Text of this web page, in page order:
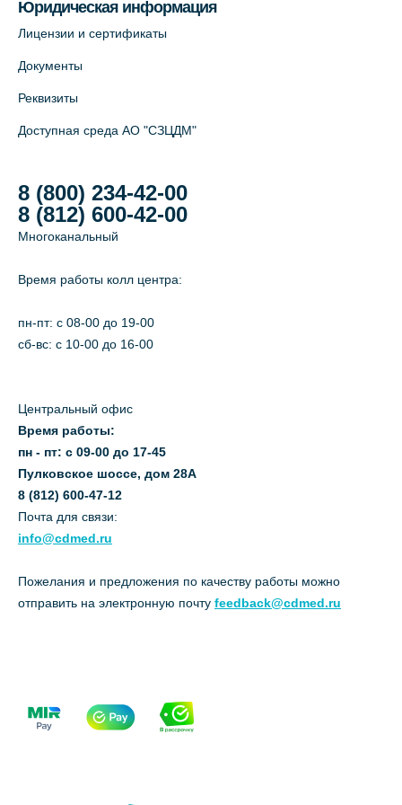
Юридическая информация
Лицензии и сертификаты
Документы
Реквизиты
Доступная среда АО "СЗЦДМ"
8 (800) 234-42-00
8 (812) 600-42-00
Многоканальный
Время работы колл центра:
пн-пт: c 08-00 до 19-00
сб-вс: с 10-00 до 16-00
Центральный офис
Время работы:
пн - пт: с 09-00 до 17-45
Пулковское шоссе, дом 28А
8 (812) 600-47-12
Почта для связи:
info@cdmed.ru
Пожелания и предложения по качеству работы можно
отправить на электронную почту feedback@cdmed.ru